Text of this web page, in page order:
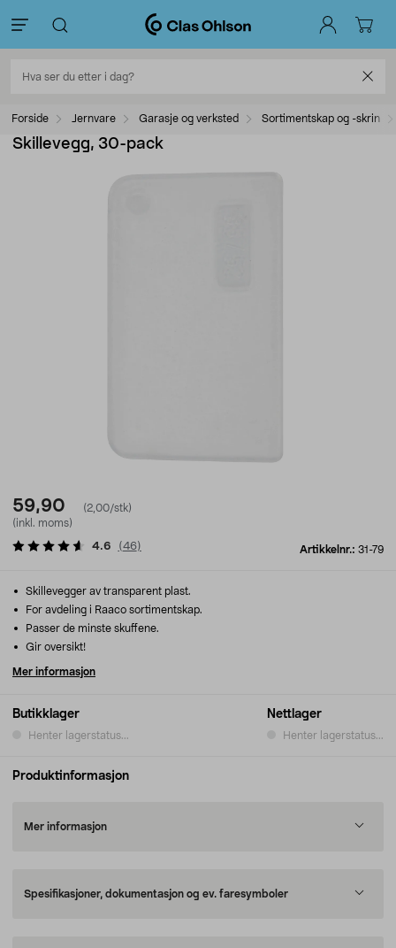
Forside Jernvare Garasje og verksted Sortimentskap og -skrin
Skillevegg, 30-pack
59,90
(2,00/stk)
(inkl. moms)
Artikkelnr.: 31-79
4.6 (46)
Butikklager
Henter lagerstatus...
Nettlager
Henter lagerstatus...
Skillevegger av transparent plast.
For avdeling i Raaco sortimentskap.
Passer de minste skuffene.
Gir oversikt!
Mer informasjon
Produktinformasjon
Mer informasjon
Spesifikasjoner, dokumentasjon og ev. faresymboler